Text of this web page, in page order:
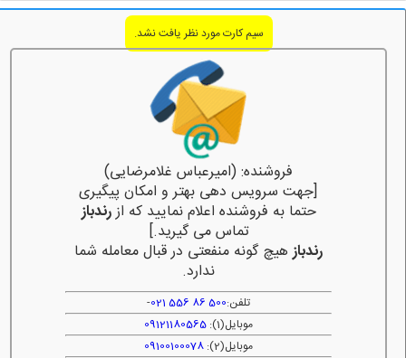
سیم کارت مورد نظر یافت نشد.
فروشنده: (امیرعباس غلامرضایی)
[جهت سرویس دهی بهتر و امکان پیگیری
حتما به فروشنده اعلام نمایید که ازرندباز
تماس می گیرید.]
رندبازهیچ گونه منفعتی در قبال معامله شما
ندارد.
تلفن:500 86 556 021
-
موبایل(1):
09121180565
موبایل(2):
09100100078